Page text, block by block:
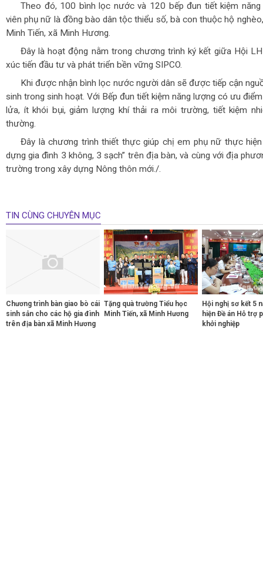
Theo đó, 100 bình lọc nước và 120 bếp đun tiết kiệm
viên phụ nữ là đồng bào dân tộc thiểu số, bà con thuộc hộ
Minh Tiến, xã Minh Hương.
Đây là hoạt động nằm trong chương trình ký kết giữa Hội
xúc tiến đầu tư và phát triển bền vững SIPCO.
Khi được nhận bình lọc nước người dân sẽ được tiếp cận
sinh trong sinh hoạt. Với Bếp đun tiết kiệm năng lượng có ưu
lửa, ít khói bụi, giảm lượng khí thải ra môi trường, tiết kiệm
thường.
Đây là chương trình thiết thực giúp chị em phụ nữ thực
dựng gia đình 3 không, 3 sạch” trên địa bàn, và cùng với địa
trường trong xây dựng Nông thôn mới./.
TIN CÙNG CHUYÊN MỤC
Chương trình bàn giao bò cái
sinh sản cho các hộ gia đình
trên địa bàn xã Minh Hương
Tặng quà trường Tiểu học
Minh Tiến, xã Minh Hương
Hội nghị sơ kết 5
hiện Đề án Hỗ trợ
khởi nghiệp